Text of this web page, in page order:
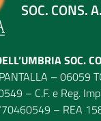
SOC. CONS.
SOC.
– 06059
– C.F. e Reg.
– REA